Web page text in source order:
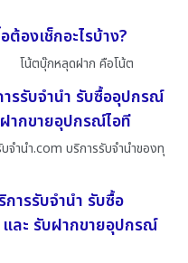
องเช็กอะไรบ้าง?
โน้ตบุ๊กหลุดฝาก คือโน้ต
รรับจำนำ รับซื้ออุปกรณ์
ากขายอุปกรณ์ไอที
จํานํา.com บริการรับจำนำของทุ
ารรับจำนำ รับซื้อ
ละ รับฝากขายอุปกรณ์